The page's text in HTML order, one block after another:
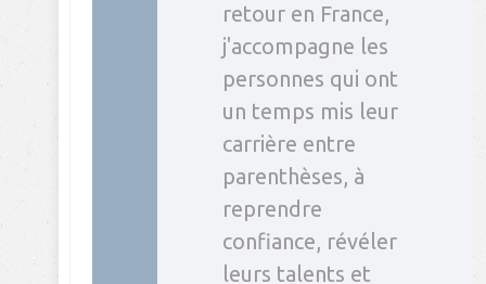
retour en France,
j'accompagne les
personnes qui ont
un temps mis leur
carrière entre
parenthèses, à
reprendre
confiance, révéler
leurs talents et